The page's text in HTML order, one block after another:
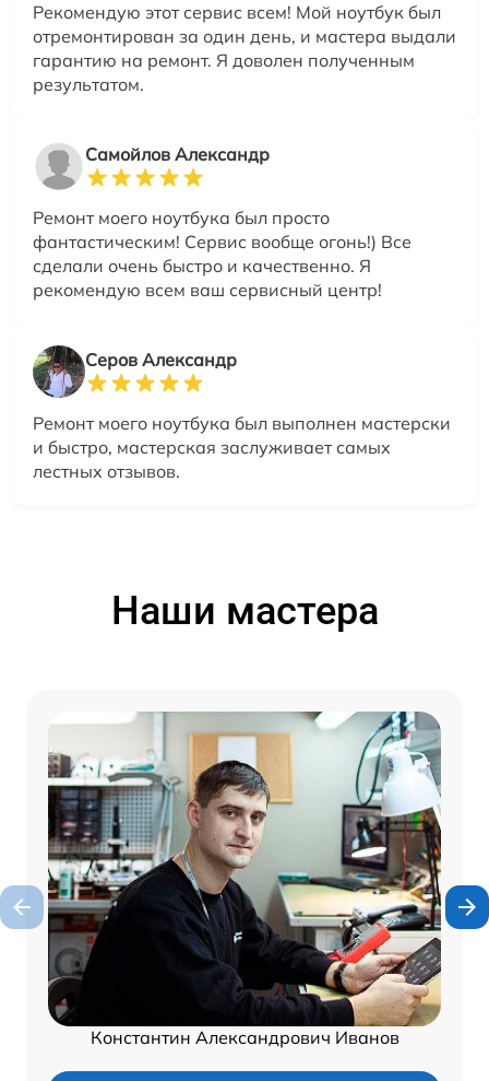
Рекомендую этот сервис всем! Мой ноутбук был
отремонтирован за один день, и мастера выдали
гарантию на ремонт. Я доволен полученным
результатом.
Самойлов Александр
Ремонт моего ноутбука был просто
фантастическим! Сервис вообще огонь!) Все
сделали очень быстро и качественно. Я
рекомендую всем ваш сервисный центр!
Серов Александр
Ремонт моего ноутбука был выполнен мастерски
и быстро, мастерская заслуживает самых
лестных отзывов.
Наши мастера
Константин Александрович Иванов